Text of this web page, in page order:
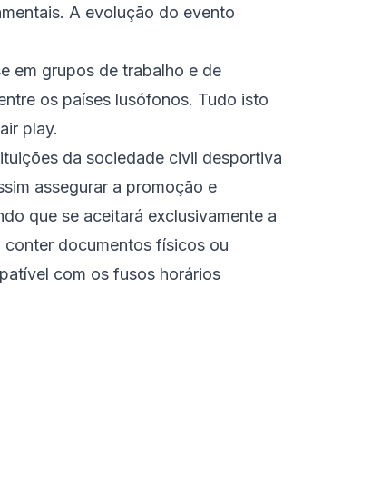
A evolução do evento
em grupos de trabalho e de
os países lusófonos. Tudo isto
play.
da sociedade civil desportiva
assegurar a promoção e
que se aceitará exclusivamente a
conter documentos físicos ou
com os fusos horários